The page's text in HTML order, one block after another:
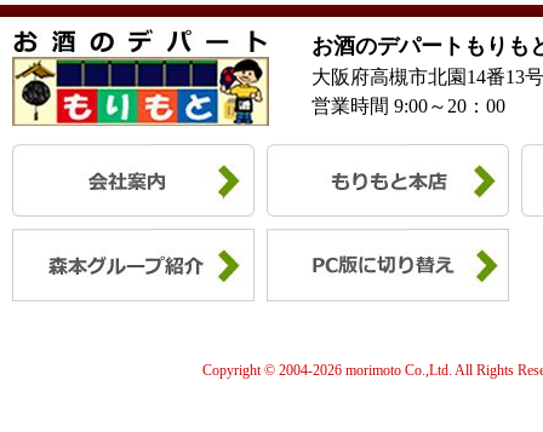
お酒のデパートもりも
大阪府高槻市北園14番13
営業時間 9:00～20：00
Copyright © 2004-2026 morimoto Co.,Ltd. All Rights